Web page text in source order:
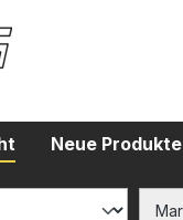
Neue Produkte